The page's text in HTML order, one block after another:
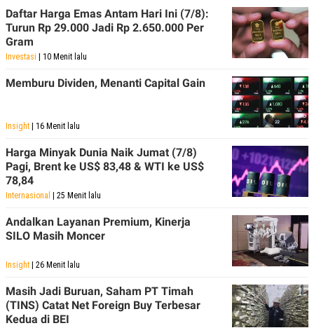
Daftar Harga Emas Antam Hari Ini (7/8):
Turun Rp 29.000 Jadi Rp 2.650.000 Per
Gram
Investasi | 10 Menit lalu
Memburu Dividen, Menanti Capital Gain
Insight | 16 Menit lalu
Harga Minyak Dunia Naik Jumat (7/8)
Pagi, Brent ke US$ 83,48 & WTI ke US$
78,84
Internasional | 25 Menit lalu
Andalkan Layanan Premium, Kinerja
SILO Masih Moncer
Insight | 26 Menit lalu
Masih Jadi Buruan, Saham PT Timah
(TINS) Catat Net Foreign Buy Terbesar
Kedua di BEI